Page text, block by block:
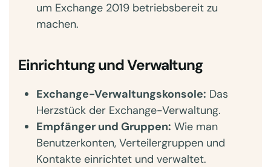
um Exchange 2019 betriebsbereit zu
machen.
Einrichtung und Verwaltung
Exchange-Verwaltungskonsole: Das
Herzstück der Exchange-Verwaltung.
Empfänger und Gruppen: Wie man
Benutzerkonten, Verteilergruppen und
Kontakte einrichtet und verwaltet.